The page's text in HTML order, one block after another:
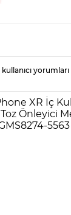
kullanıcı yorumları